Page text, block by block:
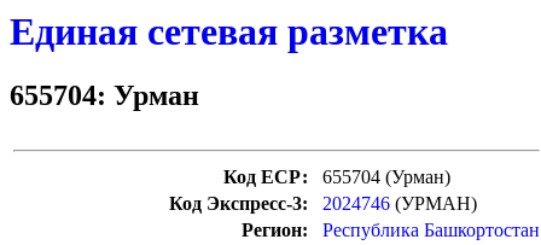
Единая сетевая разметка
655704: Урман
Код ЕСР:
655704 (Урман)
Код Экспресс-3:
2024746 (УРМАН)
Регион:
Республика Башкортостан